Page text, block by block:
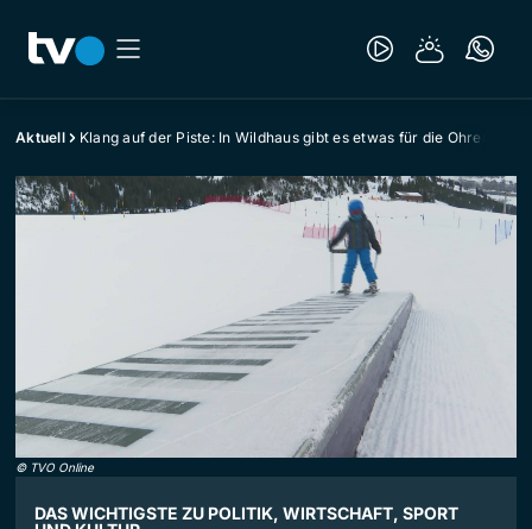
Aktuell Klang auf der Piste: In Wildhaus gibt es etwas für die Ohren
© TVO Online
DAS WICHTIGSTE ZU POLITIK, WIRTSCHAFT, SPORT